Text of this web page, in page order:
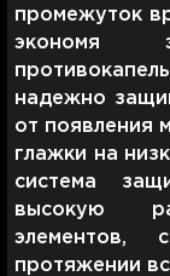
промежуток
экономя
надежно
от появления
глажки на
система
высокую
элементов,
протяжении